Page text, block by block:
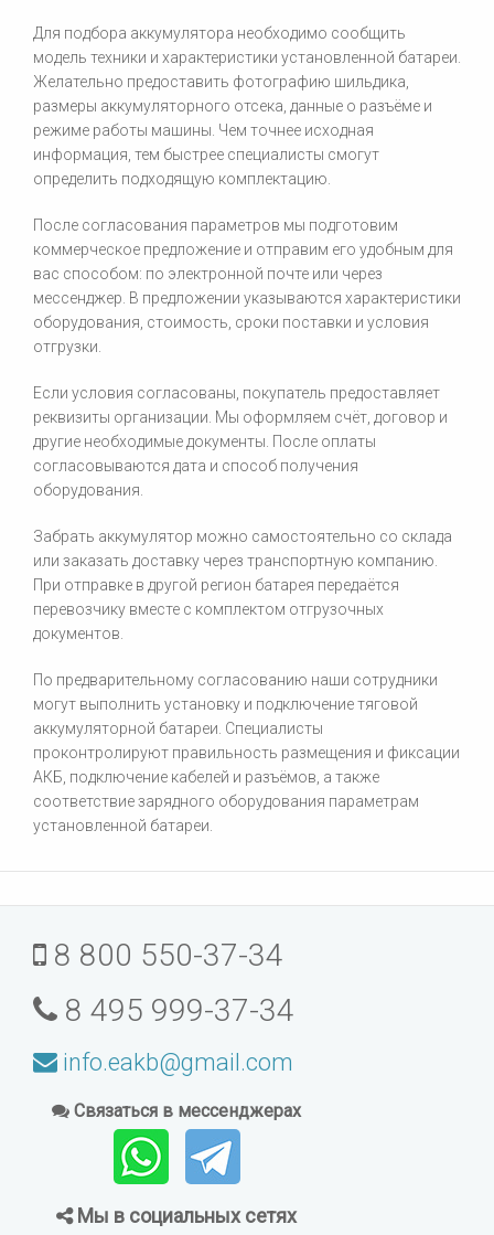
Для подбора аккумулятора необходимо сообщить
модель техники и характеристики установленной батареи.
Желательно предоставить фотографию шильдика,
размеры аккумуляторного отсека, данные о разъёме и
режиме работы машины. Чем точнее исходная
информация, тем быстрее специалисты смогут
определить подходящую комплектацию.
После согласования параметров мы подготовим
коммерческое предложение и отправим его удобным для
вас способом: по электронной почте или через
мессенджер. В предложении указываются характеристики
оборудования, стоимость, сроки поставки и условия
отгрузки.
Если условия согласованы, покупатель предоставляет
реквизиты организации. Мы оформляем счёт, договор и
другие необходимые документы. После оплаты
согласовываются дата и способ получения
оборудования.
Забрать аккумулятор можно самостоятельно со склада
или заказать доставку через транспортную компанию.
При отправке в другой регион батарея передаётся
перевозчику вместе с комплектом отгрузочных
документов.
По предварительному согласованию наши сотрудники
могут выполнить установку и подключение тяговой
аккумуляторной батареи. Специалисты
проконтролируют правильность размещения и фиксации
АКБ, подключение кабелей и разъёмов, а также
соответствие зарядного оборудования параметрам
установленной батареи.
8 800 550-37-34
8 495 999-37-34
info.eakb@gmail.com
Связаться в мессенджерах
Мы в социальных сетях